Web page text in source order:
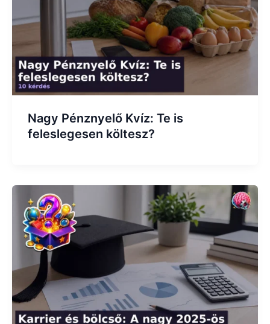
Nagy Pénznyelő Kvíz: Te is
feleslegesen költesz?